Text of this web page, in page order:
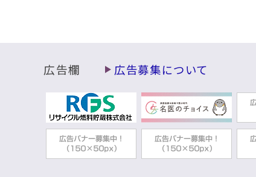
広告欄 広告募集について